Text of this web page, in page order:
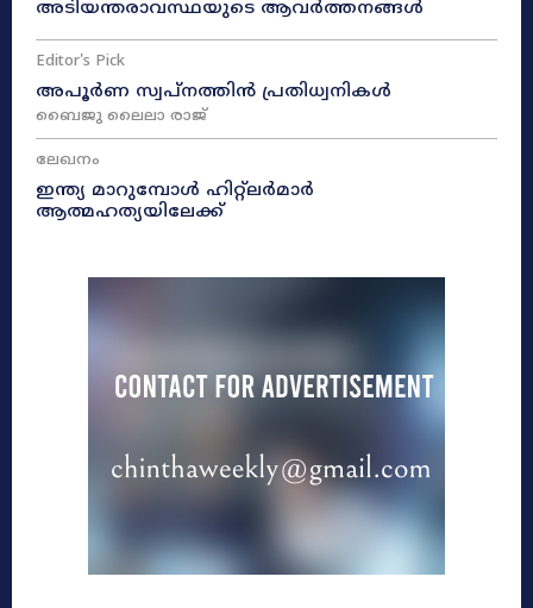
അടിയന്തരാവസ്ഥയുടെ ആവർത്തനങ്ങൾ
Editor's Pick
അപൂർണ സ്വപ്നത്തിൻ പ്രതിധ്വനികൾ
ബൈജു ലൈലാ രാജ്
ലേഖനം
ഇന്ത്യ മാറുമ്പോൾ ഹിറ്റ്ലർമാർ
ആത്മഹത്യയിലേക്ക്